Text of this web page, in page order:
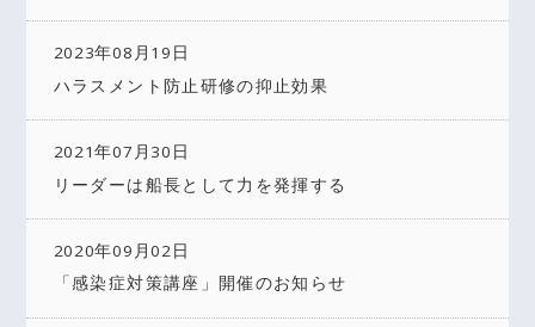
2023年08月19日
ハラスメント防止研修の抑止効果
2021年07月30日
リーダーは船長として力を発揮する
2020年09月02日
「感染症対策講座」開催のお知らせ